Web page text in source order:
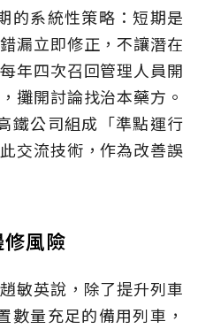
的系統性策略：短期是
漏立即修正，不讓潛在
年四次召回管理人員開
攤開討論找治本藥方。
鐵公司組成「準點運行
交流技術，作為改善誤
風險
敏英說，除了提升列車
數量充足的備用列車，